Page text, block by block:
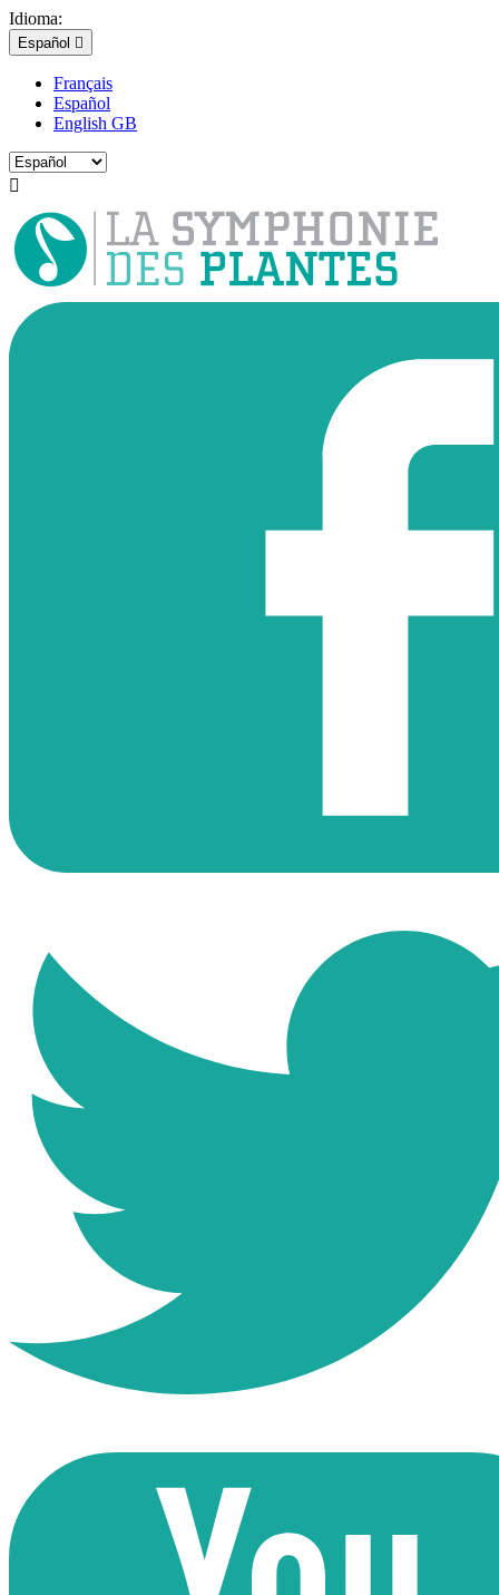
Idioma:
Español 
Français
Español
English GB
